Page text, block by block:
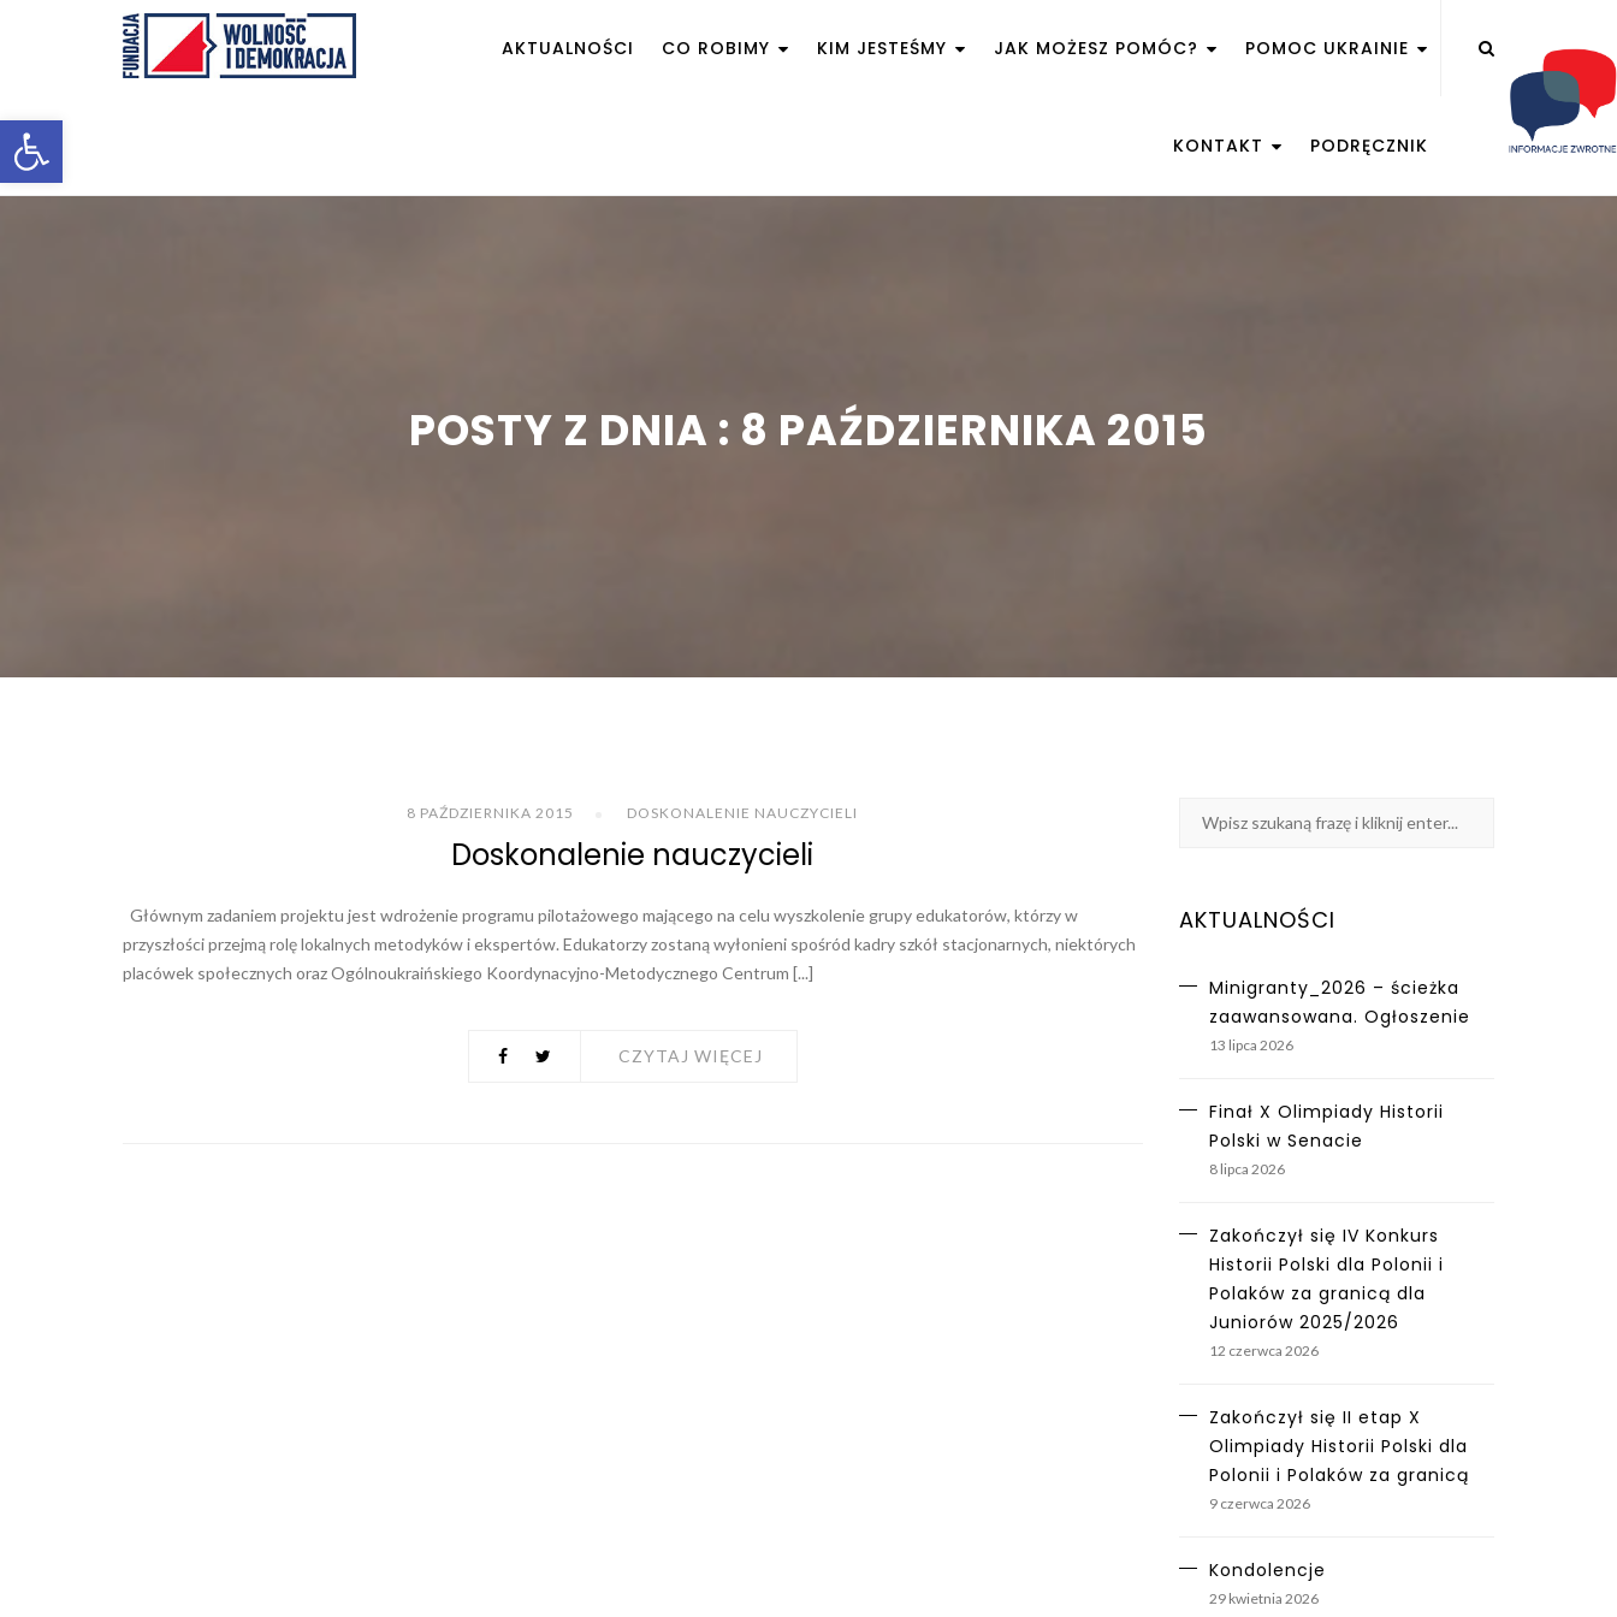
Otwórz pasek narzędzi
AKTUALNOŚCI CO ROBIMY KIM JESTEŚMY JAK MOŻESZ POMÓC? POMOC UKRAINIE
KONTAKT PODRĘCZNIK
POSTY Z DNIA : 8 PAŹDZIERNIKA 2015
8 PAŹDZIERNIKA 2015 DOSKONALENIE NAUCZYCIELI
Doskonalenie nauczycieli
Głównym zadaniem projektu jest wdrożenie programu pilotażowego mającego na celu wyszkolenie grupy edukatorów, którzy w
przyszłości przejmą rolę lokalnych metodyków i ekspertów. Edukatorzy zostaną wyłonieni spośród kadry szkół stacjonarnych, niektórych
placówek społecznych oraz Ogólnoukraińskiego Koordynacyjno-Metodycznego Centrum [...]
CZYTAJ WIĘCEJ
AKTUALNOŚCI
Minigranty_2026 – ścieżka
zaawansowana. Ogłoszenie
13 lipca 2026
Finał X Olimpiady Historii
Polski w Senacie
8 lipca 2026
Zakończył się IV Konkurs
Historii Polski dla Polonii i
Polaków za granicą dla
Juniorów 2025/2026
12 czerwca 2026
Zakończył się II etap X
Olimpiady Historii Polski dla
Polonii i Polaków za granicą
9 czerwca 2026
Kondolencje
29 kwietnia 2026